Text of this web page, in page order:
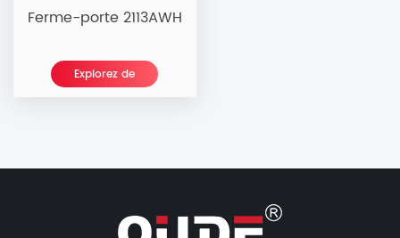
Ferme-porte 2113AWH
Explorez de